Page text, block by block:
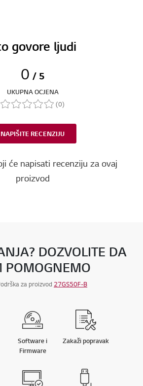
govore ljudi
0 / 5
UKUPNA OCJENA
(0)
NAPIŠITE RECENZIJU
će napisati recenziju za ovaj
proizvod
DOZVOLITE DA
POMOGNEMO
za proizvod 27GS50F-B
Software i
Firmware
Zakaži popravak